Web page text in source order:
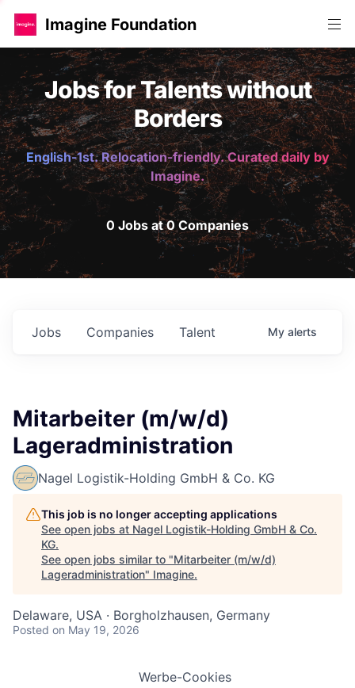
Imagine Foundation
Jobs for Talents without
Borders
English-1st. Relocation-friendly. Curated daily by
Imagine.
0 Jobs at 0 Companies
Jobs Companies Talent My alerts
Mitarbeiter (m/w/d)
Lageradministration
Nagel Logistik-Holding GmbH & Co. KG
This job is no longer accepting applications
See open jobs at Nagel Logistik-Holding GmbH & Co.
KG.
See open jobs similar to "Mitarbeiter (m/w/d)
Lageradministration" Imagine.
Delaware, USA · Borgholzhausen, Germany
Posted on May 19, 2026
Werbe-Cookies